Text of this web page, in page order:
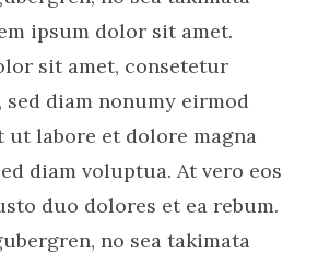
ipsum dolor sit amet.
sit amet, consetetur
diam nonumy eirmod
labore et dolore magna
diam voluptua. At vero eos
duo dolores et ea rebum.
no sea takimata